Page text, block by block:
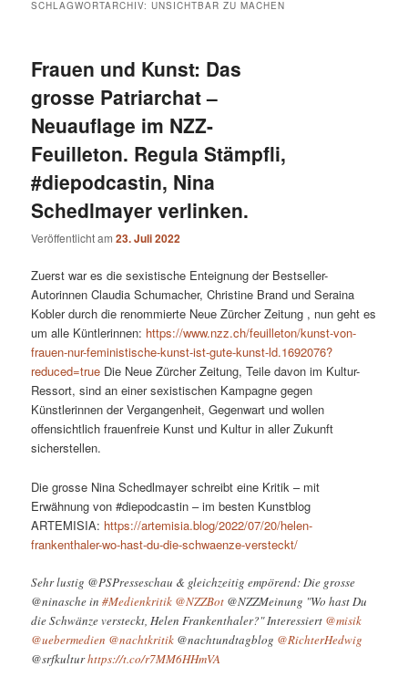
SCHLAGWORTARCHIV:UNSICHTBAR ZU MACHEN
Frauen und Kunst: Das
grosse Patriarchat –
Neuauflage im NZZ-
Feuilleton. Regula Stämpfli,
#diepodcastin, Nina
Schedlmayer verlinken.
Veröffentlicht am23. Juli 2022
Zuerst war es die sexistische Enteignung der Bestseller-
Autorinnen Claudia Schumacher, Christine Brand und Seraina
Kobler durch die renommierte Neue Zürcher Zeitung , nun geht es
um alle Küntlerinnen: https://www.nzz.ch/feuilleton/kunst-von-
frauen-nur-feministische-kunst-ist-gute-kunst-ld.1692076?
reduced=true Die Neue Zürcher Zeitung, Teile davon im Kultur-
Ressort, sind an einer sexistischen Kampagne gegen
Künstlerinnen der Vergangenheit, Gegenwart und wollen
offensichtlich frauenfreie Kunst und Kultur in aller Zukunft
sicherstellen.
Die grosse Nina Schedlmayer schreibt eine Kritik – mit
Erwähnung von #diepodcastin – im besten Kunstblog
ARTEMISIA: https://artemisia.blog/2022/07/20/helen-
frankenthaler-wo-hast-du-die-schwaenze-versteckt/
Sehr lustig @PSPresseschau & gleichzeitig empörend: Die grosse
@ninasche in#Medienkritik @NZZBot @NZZMeinung "Wo hast Du
die Schwänze versteckt, Helen Frankenthaler?" Interessiert @misik
@uebermedien @nachtkritik @nachtundtagblog @RichterHedwig
@srfkulturhttps://t.co/r7MM6HHmVA